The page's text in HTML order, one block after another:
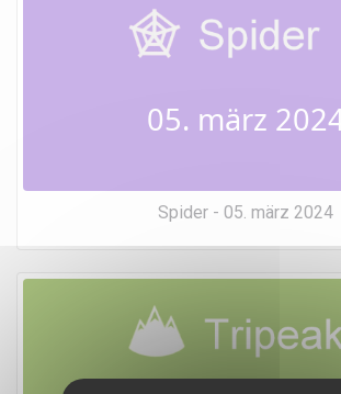
05. märz
Spider - 05. märz 2024